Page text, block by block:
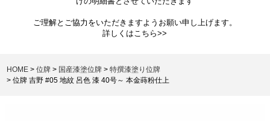
ご理解とご協力をいただきますようお願い申し上げます。
詳しくはこちら>>
HOME 位牌 国産漆塗位牌
特撰漆塗り位牌
位牌 吉野 #05 地紋 呂色 漆 40号～ 本金蒔粉仕上